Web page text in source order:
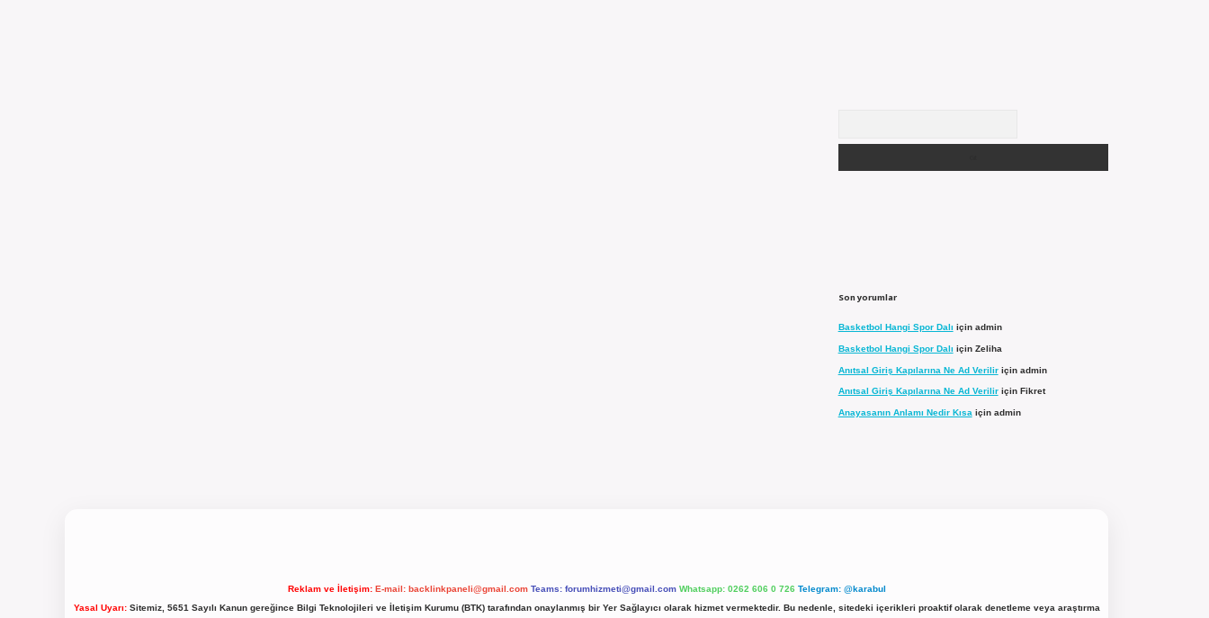
Son yorumlar
Basketbol Hangi Spor Dalı için admin
Basketbol Hangi Spor Dalı için Zeliha
Anıtsal Giriş Kapılarına Ne Ad Veriliriçin admin
Anıtsal Giriş Kapılarına Ne Ad Veriliriçin Fikret
Anayasanın Anlamı Nedir Kısa için admin
Reklam ve İletişim: E-mail: backlinkpaneli@gmail.com Teams: forumhizmeti@gmail.com Whatsapp: 0262 606 0 726 Telegram: @karabul
Yasal Uyarı:Sitemiz, 5651 Sayılı Kanun gereğince Bilgi Teknolojileri ve İletişim Kurumu (BTK) tarafından onaylanmış bir Yer Sağlayıcı olarak hizmet vermektedir. Bu nedenle, sitedeki içerikleri proaktif olarak denetleme veya araştırma